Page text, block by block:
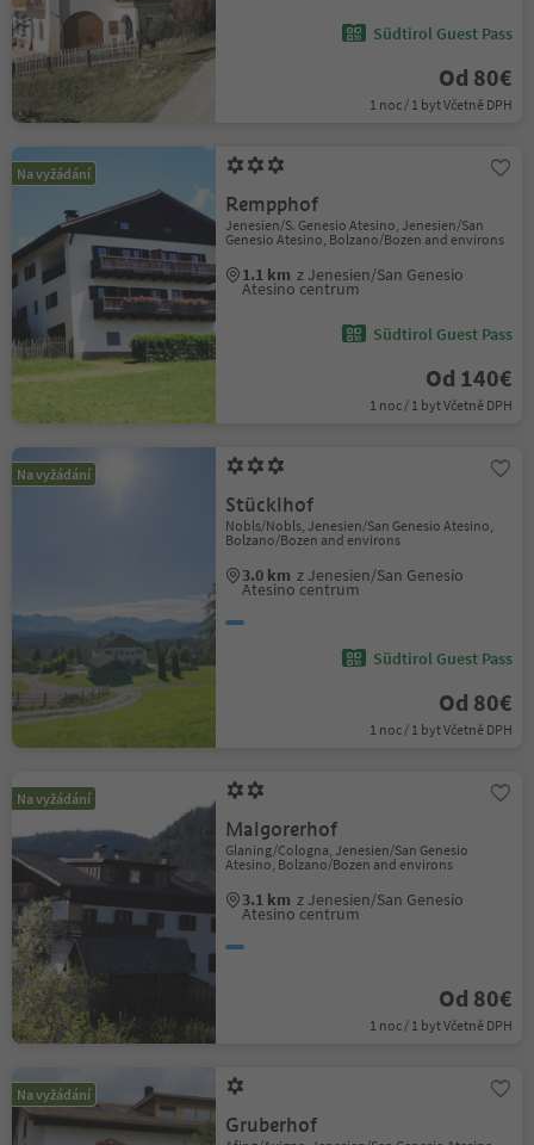
Südtirol Guest Pass
Od 80€
1 noc / 1 byt Včetně DPH
Na vyžádání
Rempphof
Jenesien/S. Genesio Atesino, Jenesien/San
Genesio Atesino, Bolzano/Bozen and environs
1.1 km z Jenesien/San Genesio
Atesino centrum
Südtirol Guest Pass
Od 140€
1 noc / 1 byt Včetně DPH
Na vyžádání
Stücklhof
Nobls/Nobls, Jenesien/San Genesio Atesino,
Bolzano/Bozen and environs
3.0 km z Jenesien/San Genesio
Atesino centrum
Südtirol Guest Pass
Od 80€
1 noc / 1 byt Včetně DPH
Na vyžádání
Malgorerhof
Glaning/Cologna, Jenesien/San Genesio
Atesino, Bolzano/Bozen and environs
3.1 km z Jenesien/San Genesio
Atesino centrum
Od 80€
1 noc / 1 byt Včetně DPH
Na vyžádání
Gruberhof